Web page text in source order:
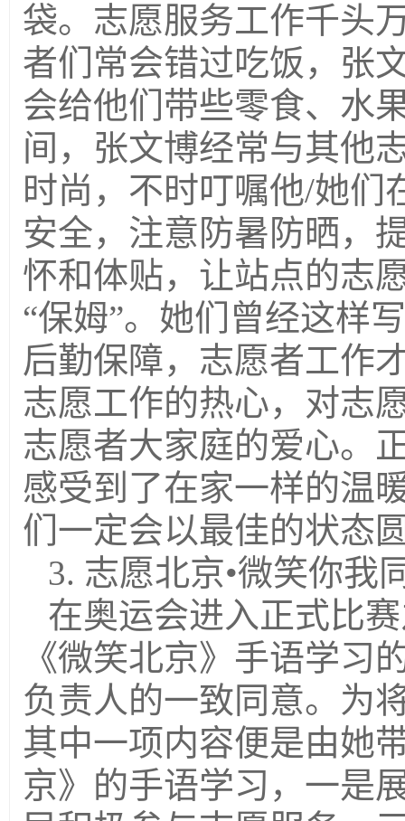
袋。志愿服务工作千头
者们常会错过吃饭，张
会给他们带些零食、水
间，张文博经常与其他
时尚，不时叮嘱他/她们
安全，注意防暑防晒，
怀和体贴，让站点的志
“保姆”。她们曾经这样
后勤保障，志愿者工作
志愿工作的热心，对志
志愿者大家庭的爱心。
感受到了在家一样的温
们一定会以最佳的状态
3. 志愿北京•微笑你我
在奥运会进入正式比
《微笑北京》手语学习
负责人的一致同意。为
其中一项内容便是由她
京》的手语学习，一是